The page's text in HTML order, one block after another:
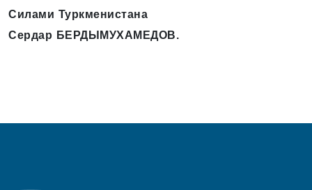
Силами Туркменистана
Сердар БЕРДЫМУХАМЕДОВ.